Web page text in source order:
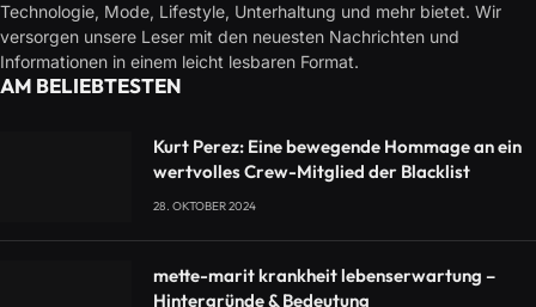
Technologie, Mode, Lifestyle, Unterhaltung und mehr bietet. Wir
versorgen unsere Leser mit den neuesten Nachrichten und
Informationen in einem leicht lesbaren Format.
AM BELIEBTESTEN
Kurt Perez: Eine bewegende Hommage an ein
wertvolles Crew-Mitglied der Blacklist
28. OKTOBER 2024
mette-marit krankheit lebenserwartung –
Hintergründe & Bedeutung